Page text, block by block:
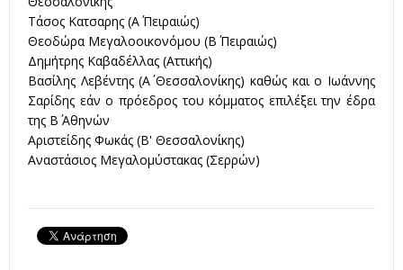
Τάσος Κατσαρης (Α΄ Πειραιώς)
Θεοδώρα Μεγαλοοικονόμου (Β΄ Πειραιώς)
Δημήτρης Καβαδέλλας (Αττικής)
Βασίλης Λεβέντης (Α΄ Θεσσαλονίκης) καθώς και ο Ιωάννης
Σαρίδης εάν ο πρόεδρος του κόμματος επιλέξει την έδρα
της Β΄ Αθηνών
Αριστείδης Φωκάς (Β' Θεσσαλονίκης)
Αναστάσιος Μεγαλομύστακας (Σερρών)